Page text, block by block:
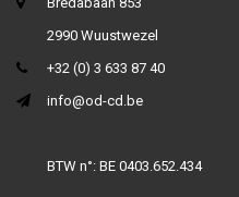
2990 Wuustwezel
+32 (0) 3 633 87 40
info@od-cd.be
BTW n°: BE 0403.652.434